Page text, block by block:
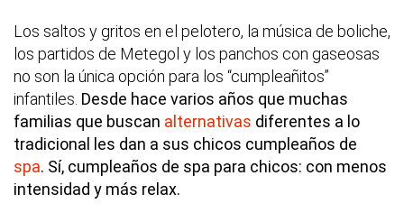
Los saltos y gritos en el pelotero, la música de boliche,
los partidos de Metegol y los panchos con gaseosas
no son la única opción para los “cumpleañitos”
infantiles. Desde hace varios años que muchas
familias que buscan alternativas diferentes a lo
tradicional les dan a sus chicos cumpleaños de
spa. Sí, cumpleaños de spa para chicos: con menos
intensidad y más relax.